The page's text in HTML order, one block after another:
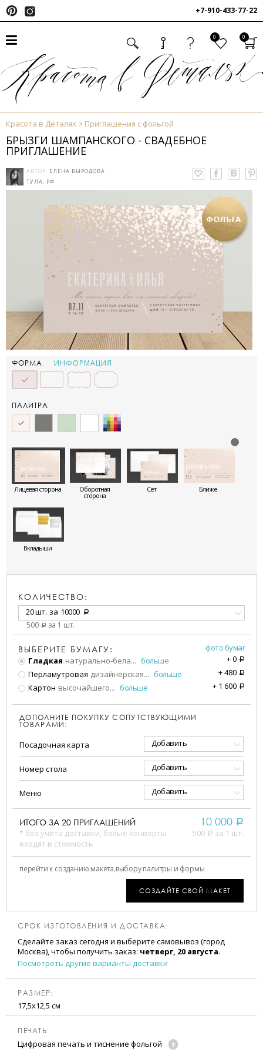
+7-910-433-77-22
0 0
Красота в Деталях Приглашения с фольгой
БРЫЗГИ ШАМПАНСКОГО - СВАДЕБНОЕ
ПРИГЛАШЕНИЕ
АВТОР: ЕЛЕНА ВЫРОДОВА
ТУЛА, РФ
ФОРМА ИНФОРМАЦИЯ
ПАЛИТРА
Лицевая сторона Оборотная
сторона
Сет Ближе
Вкладыши
КОЛИЧЕСТВО:
20 шт. за 10000 a
500 a за 1 шт.
ВЫБЕРИТЕ БУМАГУ:
фото бумаг
Гладкая натурально-бела... больше +0 a
Перламутровая дизайнерская... больше +480 a
Картон высочайшего... больше + 1 600 a
ДОПОЛНИТЕ ПОКУПКУ СОПУТСТВУЮЩИМИ
ТОВАРАМИ:
Посадочная карта Добавить
Номер стола Добавить
Меню Добавить
ИТОГО ЗА 20 ПРИГЛАШЕНИЙ
* без учета доставки, белые конверты
входят в стоимость
10 000 a
500 a за 1 шт.
перейти к созданию макета,выбору палитры и формы
СОЗДАЙТЕ СВОЙ МАКЕТ
СРОК ИЗГОТОВЛЕНИЯ И ДОСТАВКА:
Сделайте заказ сегодня и выберите самовывоз (город
Москва), чтобы получить заказ: четверг, 20 августа.
Посмотреть другие варианты доставки
РАЗМЕР:
17,5х12,5 см
ПЕЧАТЬ:
Цифровая печать и тиснение фольгой